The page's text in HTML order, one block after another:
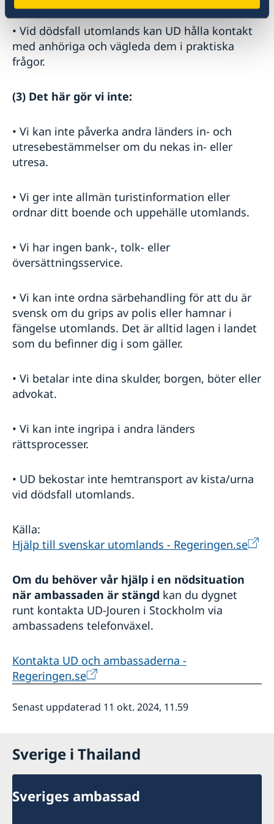
• Vid dödsfall utomlands kan UD hålla kontakt
med anhöriga och vägleda dem i praktiska
frågor.
(3) Det här gör vi inte:
• Vi kan inte påverka andra länders in- och
utresebestämmelser om du nekas in- eller
utresa.
• Vi ger inte allmän turistinformation eller
ordnar ditt boende och uppehälle utomlands.
• Vi har ingen bank-, tolk- eller
översättningsservice.
• Vi kan inte ordna särbehandling för att du är
svensk om du grips av polis eller hamnar i
fängelse utomlands. Det är alltid lagen i landet
som du befinner dig i som gäller.
• Vi betalar inte dina skulder, borgen, böter eller
advokat.
• Vi kan inte ingripa i andra länders
rättsprocesser.
• UD bekostar inte hemtransport av kista/urna
vid dödsfall utomlands.
Källa:
Hjälp till svenskar utomlands - Regeringen.se
Om du behöver vår hjälp i en nödsituation
när ambassaden är stängd kan du dygnet
runt kontakta UD-Jouren i Stockholm via
ambassadens telefonväxel.
Kontakta UD och ambassaderna -
Regeringen.se
Senast uppdaterad 11 okt. 2024, 11.59
Sverige i Thailand
Sveriges ambassad